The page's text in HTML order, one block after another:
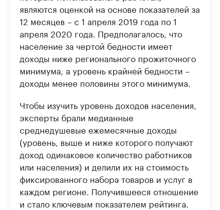
являются оценкой на основе показателей за
12 месяцев – с 1 апреля 2019 года по 1
апреля 2020 года. Предполагалось, что
население за чертой бедности имеет
доходы ниже регионального прожиточного
минимума, а уровень крайней бедности –
доходы менее половины этого минимума.
Чтобы изучить уровень доходов населения,
эксперты брали медианные
среднедушевые ежемесячные доходы
(уровень, выше и ниже которого получают
доход одинаковое количество работников
или населения) и делили их на стоимость
фиксированного набора товаров и услуг в
каждом регионе. Получившееся отношение
и стало ключевым показателем рейтинга.